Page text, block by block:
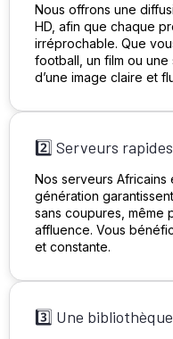
Nous offrons une
HD, afin que chaque
irréprochable. Que
football, un film ou
d’une image claire et
2️⃣ Serveurs
Nos serveurs
génération
sans coupures, même
affluence. Vous
et constante.
3️⃣ Une